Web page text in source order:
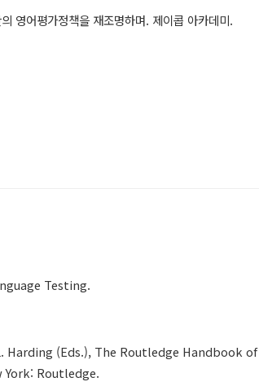
영어평가정책을 재조명하며. 제이콥 아카데미.
Testing.
(Eds.), The Routledge Handbook of
Routledge.